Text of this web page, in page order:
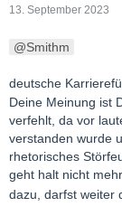
13. September 2023
Smithm
deutsche
Deine Meinung ist
verfehlt, da vor
verstanden wurde
rhetorisches
geht halt nicht
dazu, darfst weiter